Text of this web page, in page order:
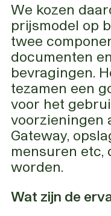
We kozen
prijsmodel op
twee
documenten
bevragingen.
tezamen een
voor het
voorzieningen
Gateway,
mensuren etc,
worden.
Wat zijn de